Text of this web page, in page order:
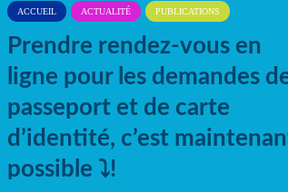
ACCUEIL ACTUALITÉ PUBLICATIONS
Prendre rendez-vous en
ligne pour les demandes
passeport et de carte
d’identité, c’est
possible ⤵️!